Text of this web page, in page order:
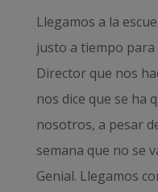
Llegamos a la
justo a tiempo para
Director que nos
nos dice que se ha
nosotros, a pesar
semana que no se
Genial. Llegamos